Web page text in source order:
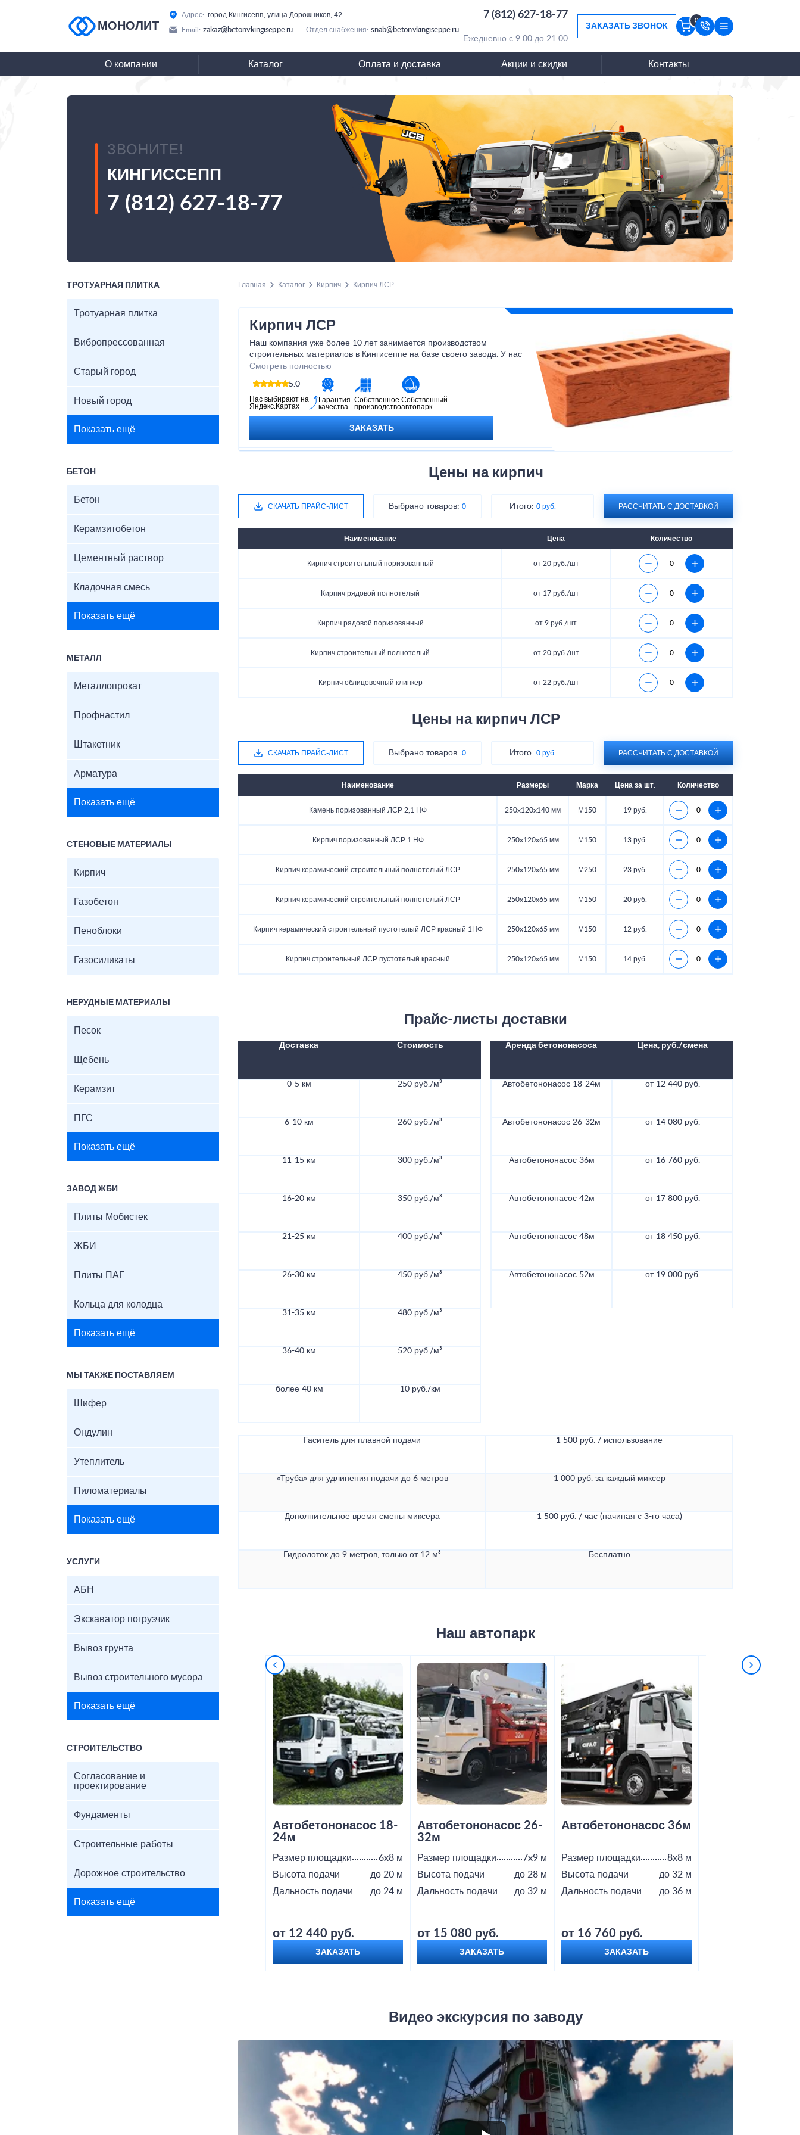
МОНОЛИТ
Адрес: город Кингисепп, улица Дорожников, 42 7 (812) 627-18-77
Email: zakaz@betonvkingiseppe.ru Отдел снабжения: snab@betonvkingiseppe.ru
Ежедневно с 9:00 до 21:00
ЗАКАЗАТЬ ЗВОНОК
0
О компании Каталог Оплата и доставка Акции и скидки Контакты
ЗВОНИТЕ!
КИНГИССЕПП
7 (812) 627-18-77
ТРОТУАРНАЯ ПЛИТКА
Тротуарная плитка
Вибропрессованная
Старый город
Новый город
Показать ещё
БЕТОН
Бетон
Керамзитобетон
Цементный раствор
Кладочная смесь
Показать ещё
МЕТАЛЛ
Металлопрокат
Профнастил
Штакетник
Арматура
Показать ещё
СТЕНОВЫЕ МАТЕРИАЛЫ
Кирпич
Газобетон
Пеноблоки
Газосиликаты
НЕРУДНЫЕ МАТЕРИАЛЫ
Песок
Щебень
Керамзит
ПГС
Показать ещё
ЗАВОД ЖБИ
Плиты Мобистек
ЖБИ
Плиты ПАГ
Кольца для колодца
Показать ещё
МЫ ТАКЖЕ ПОСТАВЛЯЕМ
Шифер
Ондулин
Утеплитель
Пиломатериалы
Показать ещё
УСЛУГИ
АБН
Экскаватор погрузчик
Вывоз грунта
Вывоз строительного мусора
Показать ещё
СТРОИТЕЛЬСТВО
Согласование и
проектирование
Фундаменты
Строительные работы
Дорожное строительство
Показать ещё
Главная Каталог Кирпич Кирпич ЛСР
Кирпич ЛСР
Наш компания уже более 10 лет занимается производством
строительных материалов в Кингисеппе на базе своего завода. У нас
вы можете купить кирпич ЛСР по доступной цене за штуку, так как мы
не работаем с посредниками и отдаём товар практически по
себестоимости.
Смотреть полностью
5.0
Нас выбирают на
Яндекс.Картах
Гарантия
качества
Собственное
производство
Собственный
автопарк
ЗАКАЗАТЬ
Цены на кирпич
СКАЧАТЬ ПРАЙС-ЛИСТ Выбрано товаров: 0 Итого:0 руб. РАССЧИТАТЬ С ДОСТАВКОЙ
Наименование Цена Количество
Кирпич строительный поризованный от 20 руб./шт
Кирпич рядовой полнотелый от 17 руб./шт
Кирпич рядовой поризованный от 9 руб./шт
Кирпич строительный полнотелый от 20 руб./шт
Кирпич облицовочный клинкер от 22 руб./шт
Цены на кирпич ЛСР
СКАЧАТЬ ПРАЙС-ЛИСТ Выбрано товаров: 0 Итого:0 руб. РАССЧИТАТЬ С ДОСТАВКОЙ
Наименование Размеры Марка Цена за шт. Количество
Камень поризованный ЛСР 2,1 НФ 250x120x140 мм М150 19 руб.
Кирпич поризованный ЛСР 1 НФ 250x120x65 мм М150 13 руб.
Кирпич керамический строительный полнотелый ЛСР 250x120x65 мм М250 23 руб.
Кирпич керамический строительный полнотелый ЛСР 250x120x65 мм М150 20 руб.
Кирпич керамический строительный пустотелый ЛСР красный 1НФ 250x120x65 мм М150 12 руб.
Кирпич строительный ЛСР пустотелый красный 250x120x65 мм М150 14 руб.
Прайс-листы доставки
Доставка Стоимость
0-5 км 250 руб./м³
6-10 км 260 руб./м³
11-15 км 300 руб./м³
16-20 км 350 руб./м³
21-25 км 400 руб./м³
26-30 км 450 руб./м³
31-35 км 480 руб./м³
36-40 км 520 руб./м³
более 40 км 10 руб./км
Аренда бетононасоса Цена, руб./смена
Автобетононасос 18-24м от 12 440 руб.
Автобетононасос 26-32м от 14 080 руб.
Автобетононасос 36м от 16 760 руб.
Автобетононасос 42м от 17 800 руб.
Автобетононасос 48м от 18 450 руб.
Автобетононасос 52м от 19 000 руб.
Гаситель для плавной подачи 1 500 руб. / использование
«Труба» для удлинения подачи до 6 метров 1 000 руб. за каждый миксер
Дополнительное время смены миксера 1 500 руб. / час (начиная с 3-го часа)
Гидролоток до 9 метров, только от 12 м³ Бесплатно
Наш автопарк
Автобетононасос 18-
24м
Размер площадки
6x8 м
Высота подачи
до 20 м
Дальность подачи
до 24 м
от 12 440 руб.
ЗАКАЗАТЬ
Автобетононасос 26-
32м
Размер площадки
7x9 м
Высота подачи
до 28 м
Дальность подачи
до 32 м
от 15 080 руб.
ЗАКАЗАТЬ
Автобетононасос 36м
Размер площадки
8x8 м
Высота подачи
до 32 м
Дальность подачи
до 36 м
от 16 760 руб.
ЗАКАЗАТЬ
Видео экскурсия по заводу